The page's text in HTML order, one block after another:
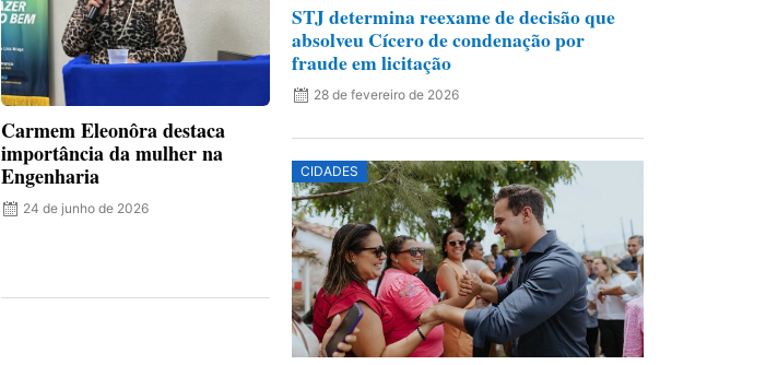
Carmem Eleonôra destaca
importância da mulher na
Engenharia
24 de junho de 2026
STJ determina reexame de decisão que
absolveu Cícero de condenação por
fraude em licitação
28 de fevereiro de 2026
CIDADES